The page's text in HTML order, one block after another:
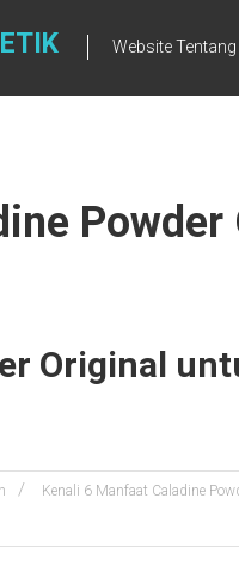
Website
Powder
Original
Kenali 6 Manfaat Caladine